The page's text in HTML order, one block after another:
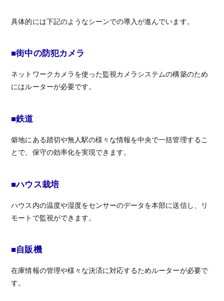
具体的には下記のようなシーンでの導入が進んでいます。
■街中の防犯カメラ
ネットワークカメラを使った監視カメラシステムの構築のため
にはルーターが必要です。
■鉄道
僻地にある踏切や無人駅の様々な情報を中央で一括管理するこ
とで、保守の効率化を実現できます。
■ハウス栽培
ハウス内の温度や湿度をセンサーのデータを本部に送信し、リ
モートで監視ができます。
■自販機
在庫情報の管理や様々な決済に対応するためルーターが必要で
す。